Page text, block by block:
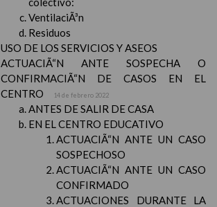
VentilaciÃ³n
Residuos
USO DE LOS SERVICIOS Y ASEOS
ACTUACIÃ“N ANTE SOSPECHA O
CONFIRMACIÃ“N DE CASOS EN EL
CENTRO
14 de febrero 2022
ANTES DE SALIR DE CASA
EN EL CENTRO EDUCATIVO
ACTUACIÃ“N ANTE UN CASO
SOSPECHOSO
ACTUACIÃ“N ANTE UN CASO
CONFIRMADO
ACTUACIONES DURANTE LA